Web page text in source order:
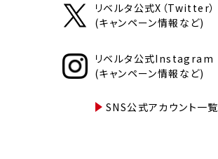
リベルタ公式X（Twitter）
(キャンペーン情報など)
リベルタ公式Instagram
(キャンペーン情報など)
SNS公式アカウント一覧